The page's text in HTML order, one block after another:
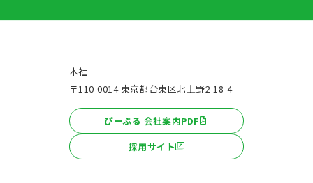
本社
〒110-0014 東京都台東区北上野2-18-4
ぴーぷる 会社案内PDF
採用サイト